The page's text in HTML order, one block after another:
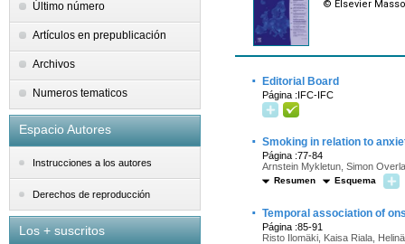
Último número
Artículos en prepublicación
Archivos
Numeros tematicos
Espacio Autores
Instrucciones a los autores
Derechos de reproducción
Los + suscritos
© Elsevier
· Editorial Board
Página :IFC-IFC
· Smoking in relation to
Página :77-84
Arnstein Mykletun, Simon
Resumen Esquema
· Temporal association of
Página :85-91
Risto Ilomäki, Kaisa Riala,